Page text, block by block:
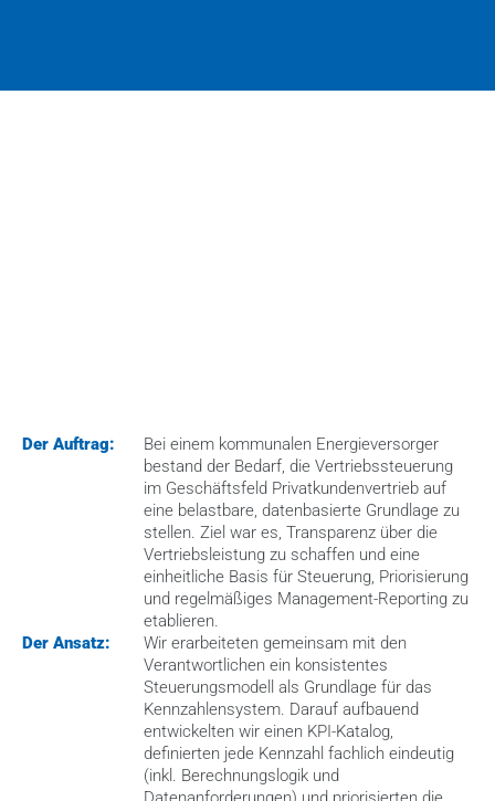
Der Auftrag:
Bei einem kommunalen Energieversorger
bestand der Bedarf, die Vertriebssteuerung
im Geschäftsfeld Privatkundenvertrieb auf
eine belastbare, datenbasierte Grundlage zu
stellen. Ziel war es, Transparenz über die
Vertriebsleistung zu schaffen und eine
einheitliche Basis für Steuerung, Priorisierung
und regelmäßiges Management-Reporting zu
etablieren.
Der Ansatz:
Wir erarbeiteten gemeinsam mit den
Verantwortlichen ein konsistentes
Steuerungsmodell als Grundlage für das
Kennzahlensystem. Darauf aufbauend
entwickelten wir einen KPI-Katalog,
definierten jede Kennzahl fachlich eindeutig
(inkl. Berechnungslogik und